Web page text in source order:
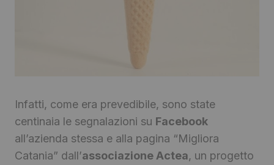
Infatti, come era prevedibile, sono state
centinaia le segnalazioni su Facebook
all’azienda stessa e alla pagina “Migliora
Catania” dall’associazione Actea, un progetto